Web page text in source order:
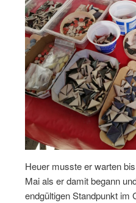
Heuer musste er warten
Mai als er damit begann
endgültigen Standpunkt im